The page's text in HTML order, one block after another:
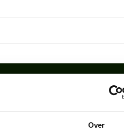
Over
of heb je een vraag? Neem contact